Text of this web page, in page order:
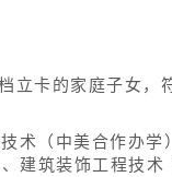
立卡的家庭子女
术（中美合作办
筑装饰工程技术